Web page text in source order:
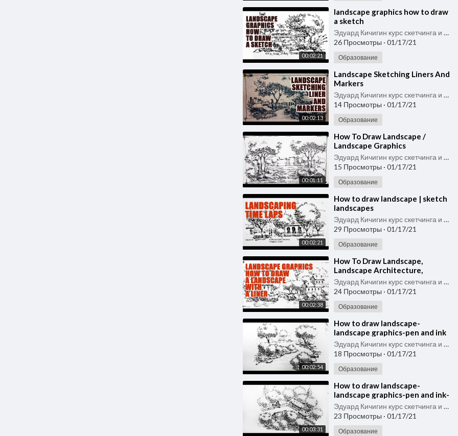
00:02:21
⁣landscape graphics how to draw
a sketch
Эдуард Кичигин курс скетчинга и быстрого рисунка
26 Просмотры · 01/17/21
Образование
00:02:13
⁣Landscape Sketching Liners And
Markers
Эдуард Кичигин курс скетчинга и быстрого рисунка
14 Просмотры · 01/17/21
Образование
00:01:11
⁣How To Draw Landscape /
Landscape Graphics
Эдуард Кичигин курс скетчинга и быстрого рисунка
15 Просмотры · 01/17/21
Образование
00:02:21
⁣How to draw landscape | sketch
landscapes
Эдуард Кичигин курс скетчинга и быстрого рисунка
29 Просмотры · 01/17/21
Образование
00:02:38
⁣How To Draw Landscape,
Landscape Architecture,
Landscape Graphics
Эдуард Кичигин курс скетчинга и быстрого рисунка
24 Просмотры · 01/17/21
Образование
00:02:54
⁣How to draw landscape-
landscape graphics-pen and ink
Эдуард Кичигин курс скетчинга и быстрого рисунка
18 Просмотры · 01/17/21
Образование
00:03:31
⁣How to draw landscape-
landscape graphics-pen and ink-
sketch-village
Эдуард Кичигин курс скетчинга и быстрого рисунка
23 Просмотры · 01/17/21
Образование